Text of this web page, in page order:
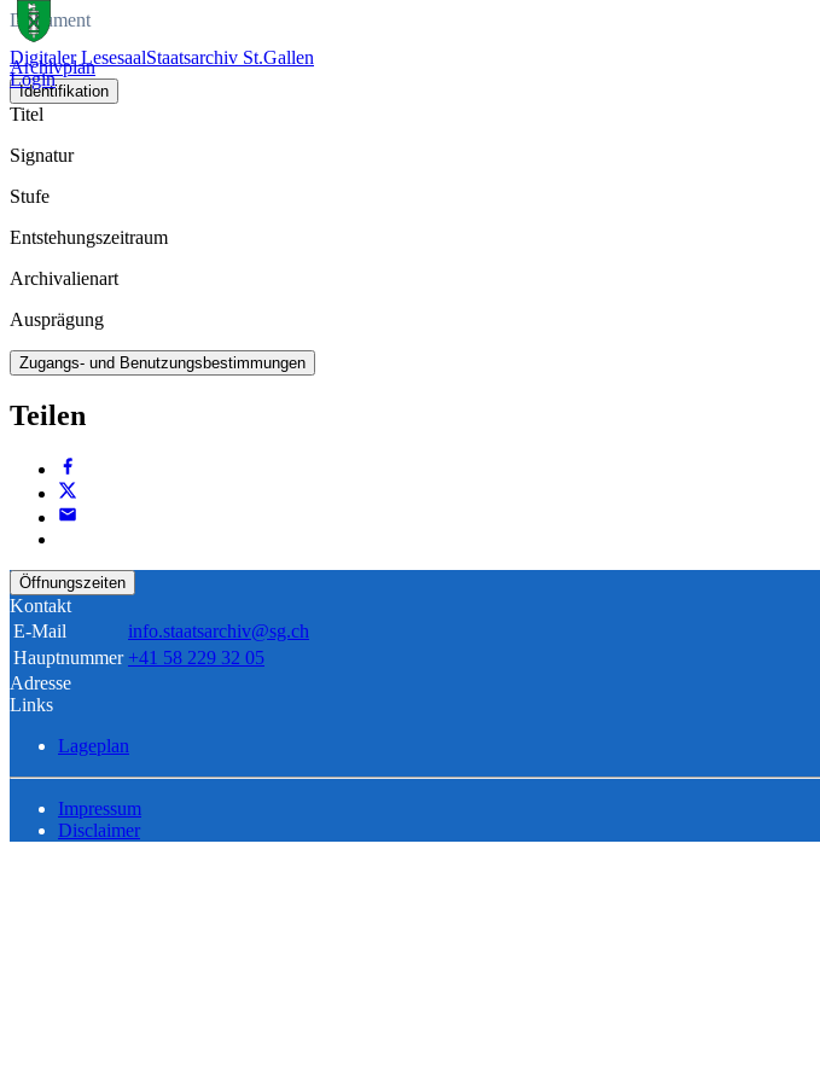
Digitaler LesesaalStaatsarchiv St.Gallen
Login
Dokument
Archivplan
Identifikation
Titel
Signatur
Stufe
Entstehungszeitraum
Archivalienart
Ausprägung
Zugangs- und Benutzungsbestimmungen
Teilen
Öffnungszeiten
Kontakt
E-Mail
info.staatsarchiv@sg.ch
Hauptnummer +41 58 229 32 05
Adresse
Links
Lageplan
Impressum
Disclaimer